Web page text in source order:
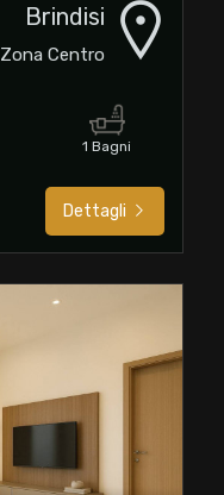
Brindisi
Zona Centro
1 Bagni
Dettagli